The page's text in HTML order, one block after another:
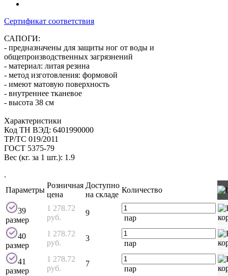
Сертификат соответствия
САПОГИ:
- предназначены для защиты ног от воды и
общепроизводственных загрязнений
- материал: литая резина
- метод изготовления: формовой
- имеют матовую поверхность
- внутреннее тканевое
- высота 38 см
Характеристики
Код ТН ВЭД: 6401990000
ТР/ТС 019/2011
ГОСТ 5375-79
Вес (кг. за 1 шт.): 1.9
.
Параметры
Розничная
цена
Доступно
на складе
Количество
39
размер
1 278.72
руб.
9
пар
40
размер
1 278.72
руб.
3
пар
41
размер
1 278.72
руб.
7
пар